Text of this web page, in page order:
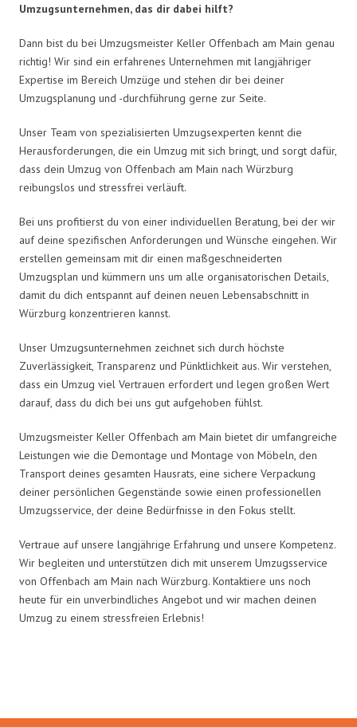
Umzugsunternehmen, das dir dabei hilft?
Dann bist du bei Umzugsmeister Keller Offenbach am Main genau
richtig! Wir sind ein erfahrenes Unternehmen mit langjähriger
Expertise im Bereich Umzüge und stehen dir bei deiner
Umzugsplanung und -durchführung gerne zur Seite.
Unser Team von spezialisierten Umzugsexperten kennt die
Herausforderungen, die ein Umzug mit sich bringt, und sorgt dafür,
dass dein Umzug von Offenbach am Main nach Würzburg
reibungslos und stressfrei verläuft.
Bei uns profitierst du von einer individuellen Beratung, bei der wir
auf deine spezifischen Anforderungen und Wünsche eingehen. Wir
erstellen gemeinsam mit dir einen maßgeschneiderten
Umzugsplan und kümmern uns um alle organisatorischen Details,
damit du dich entspannt auf deinen neuen Lebensabschnitt in
Würzburg konzentrieren kannst.
Unser Umzugsunternehmen zeichnet sich durch höchste
Zuverlässigkeit, Transparenz und Pünktlichkeit aus. Wir verstehen,
dass ein Umzug viel Vertrauen erfordert und legen großen Wert
darauf, dass du dich bei uns gut aufgehoben fühlst.
Umzugsmeister Keller Offenbach am Main bietet dir umfangreiche
Leistungen wie die Demontage und Montage von Möbeln, den
Transport deines gesamten Hausrats, eine sichere Verpackung
deiner persönlichen Gegenstände sowie einen professionellen
Umzugsservice, der deine Bedürfnisse in den Fokus stellt.
Vertraue auf unsere langjährige Erfahrung und unsere Kompetenz.
Wir begleiten und unterstützen dich mit unserem Umzugsservice
von Offenbach am Main nach Würzburg. Kontaktiere uns noch
heute für ein unverbindliches Angebot und wir machen deinen
Umzug zu einem stressfreien Erlebnis!